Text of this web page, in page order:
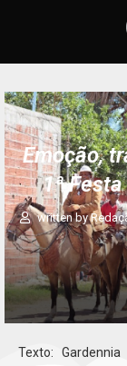
Emoção,
1ª
written by
Texto: